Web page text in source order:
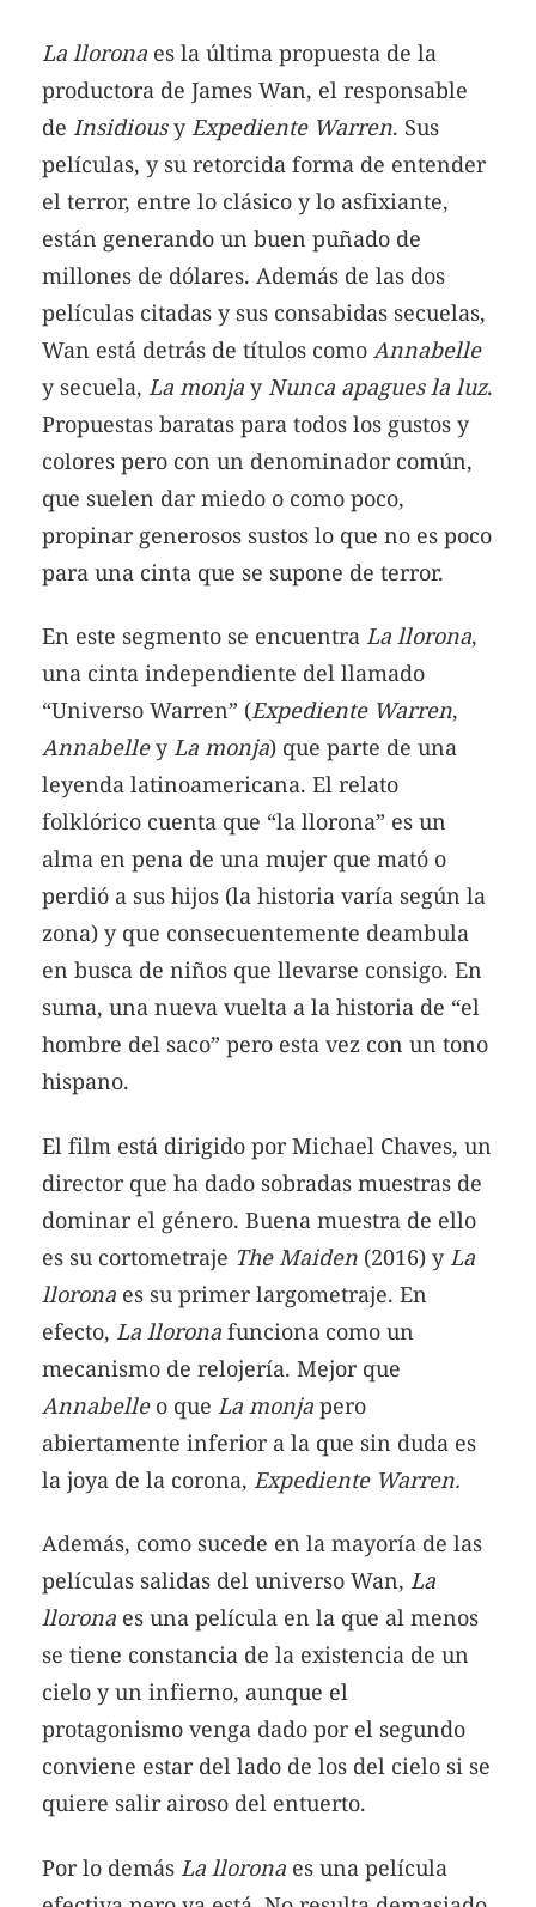
La llorona es la última propuesta de la
productora de James Wan, el responsable
de Insidiousy Expediente Warren. Sus
películas, y su retorcida forma de entender
el terror, entre lo clásico y lo asfixiante,
están generando un buen puñado de
millones de dólares. Además de las dos
películas citadas y sus consabidas secuelas,
Wan está detrás de títulos como Annabelle
y secuela, La monja y Nunca apagues la luz.
Propuestas baratas para todos los gustos y
colores pero con un denominador común,
que suelen dar miedo o como poco,
propinar generosos sustos lo que no es poco
para una cinta que se supone de terror.
En este segmento se encuentra La llorona,
una cinta independiente del llamado
“Universo Warren” (Expediente Warren,
Annabelley La monja) que parte de una
leyenda latinoamericana. El relato
folklórico cuenta que “la llorona” es un
alma en pena de una mujer que mató o
perdió a sus hijos (la historia varía según la
zona) y que consecuentemente deambula
en busca de niños que llevarse consigo. En
suma, una nueva vuelta a la historia de “el
hombre del saco” pero esta vez con un tono
hispano.
El film está dirigido por Michael Chaves, un
director que ha dado sobradas muestras de
dominar el género. Buena muestra de ello
es su cortometraje The Maiden (2016) y La
llorona es su primer largometraje. En
efecto, La llorona funciona como un
mecanismo de relojería. Mejor que
Annabelleo que La monja pero
abiertamente inferior a la que sin duda es
la joya de la corona, Expediente Warren.
Además, como sucede en la mayoría de las
películas salidas del universo Wan, La
llorona es una película en la que al menos
se tiene constancia de la existencia de un
cielo y un infierno, aunque el
protagonismo venga dado por el segundo
conviene estar del lado de los del cielo si se
quiere salir airoso del entuerto.
Por lo demás La llorona es una película